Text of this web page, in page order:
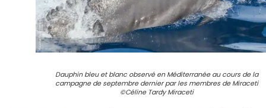
Dauphin bleu et blanc observé en Méditerranée au cours de la
campagne de septembre dernier par les membres de Miraceti
©Céline Tardy Miraceti